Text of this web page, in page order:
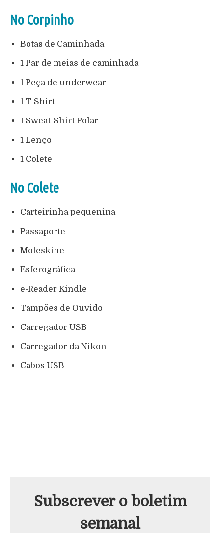
No Corpinho
Botas de Caminhada
1 Par de meias de caminhada
1 Peça de underwear
1 T-Shirt
1 Sweat-Shirt Polar
1 Lenço
1 Colete
No Colete
Carteirinha pequenina
Passaporte
Moleskine
Esferográfica
e-Reader Kindle
Tampões de Ouvido
Carregador USB
Carregador da Nikon
Cabos USB
Subscrever o boletim
semanal